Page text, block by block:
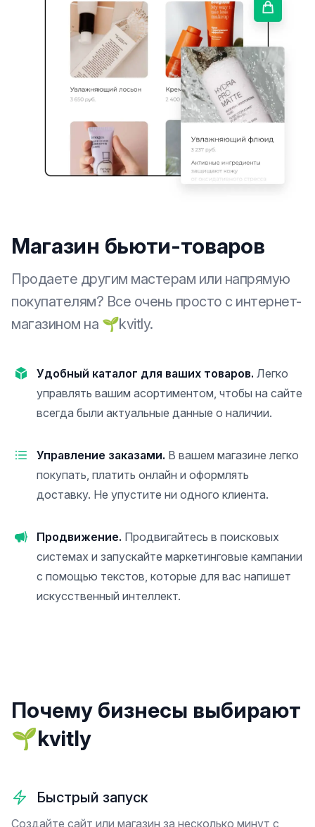
Магазин бьюти-товаров
Продаете другим мастерам или напрямую
покупателям? Все очень просто с интернет-
магазином на 🌱kvitly.
Удобный каталог для ваших товаров. Легко
управлять вашим асортиментом, чтобы на сайте
всегда были актуальные данные о наличии.
Управление заказами. В вашем магазине легко
покупать, платить онлайн и оформлять
доставку. Не упустите ни одного клиента.
Продвижение. Продвигайтесь в поисковых
системах и запускайте маркетинговые кампании
с помощью текстов, которые для вас напишет
искусственный интеллект.
Почему бизнесы выбирают
🌱kvitly
Быстрый запуск
Создайте сайт или магазин за несколько минут с